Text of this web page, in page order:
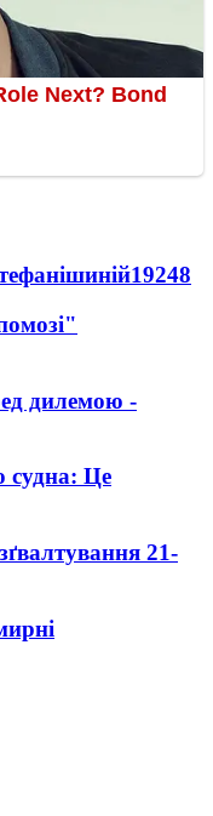
19248
дилемою -
судна: Це
21-